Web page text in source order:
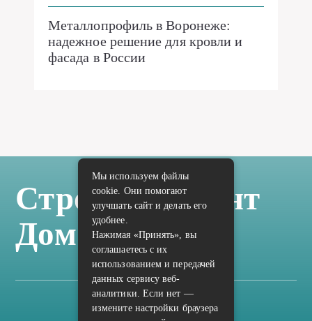
Металлопрофиль в Воронеже:
надежное решение для кровли и
фасада в России
Стройка Ремонт
Дом Отделка
Карта сайта
Мы используем файлы
cookie. Они помогают
улучшать сайт и делать его
удобнее.
Нажимая «Принять», вы
соглашаетесь с их
использованием и передачей
данных сервису веб-
аналитики. Если нет —
измените настройки браузера